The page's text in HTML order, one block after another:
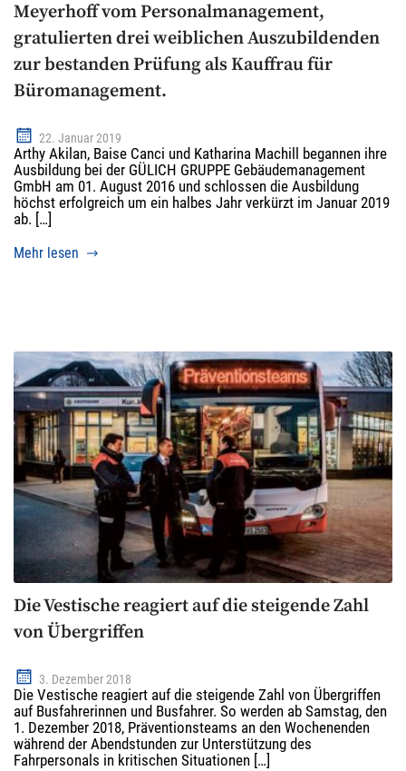
Meyerhoff vom Personalmanagement,
gratulierten drei weiblichen Auszubildenden
zur bestanden Prüfung als Kauffrau für
Büromanagement.
22. Januar 2019
Arthy Akilan, Baise Canci und Katharina Machill begannen ihre
Ausbildung bei der GÜLICH GRUPPE Gebäudemanagement
GmbH am 01. August 2016 und schlossen die Ausbildung
höchst erfolgreich um ein halbes Jahr verkürzt im Januar 2019
ab. […]
Mehr lesen
Die Vestische reagiert auf die steigende Zahl
von Übergriffen
3. Dezember 2018
Die Vestische reagiert auf die steigende Zahl von Übergriffen
auf Busfahrerinnen und Busfahrer. So werden ab Samstag, den
1. Dezember 2018, Präventionsteams an den Wochenenden
während der Abendstunden zur Unterstützung des
Fahrpersonals in kritischen Situationen […]